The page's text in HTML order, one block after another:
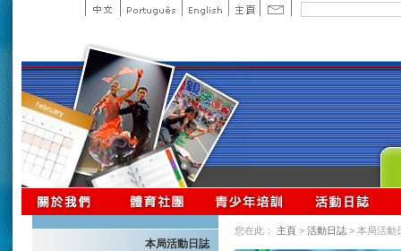
本局活動日誌
您在此： 主頁 > 活動日誌 > 本局活動